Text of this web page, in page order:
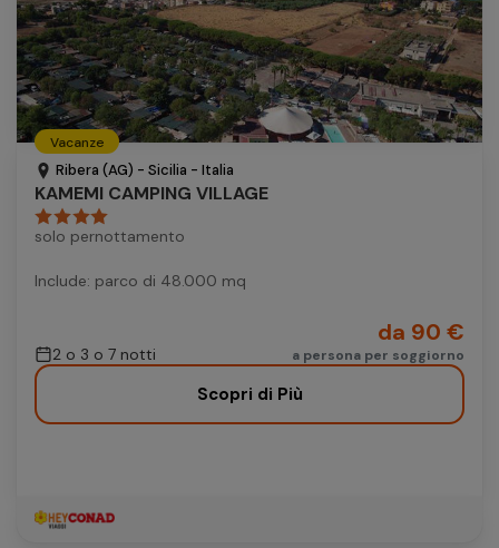
Vacanze
Ribera (AG) - Sicilia - Italia
KAMEMI CAMPING VILLAGE
solo pernottamento
Include: parco di 48.000 mq
2 o 3 o 7 notti
da 90 €
a persona per soggiorno
Scopri di Più